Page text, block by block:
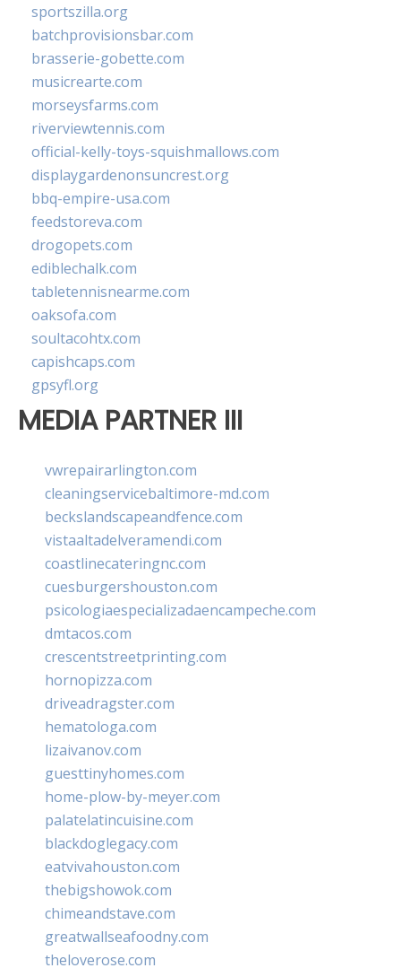
sportszilla.org
batchprovisionsbar.com
brasserie-gobette.com
musicrearte.com
morseysfarms.com
riverviewtennis.com
official-kelly-toys-squishmallows.com
displaygardenonsuncrest.org
bbq-empire-usa.com
feedstoreva.com
drogopets.com
ediblechalk.com
tabletennisnearme.com
oaksofa.com
soultacohtx.com
capishcaps.com
gpsyfl.org
MEDIA PARTNER III
vwrepairarlington.com
cleaningservicebaltimore-md.com
beckslandscapeandfence.com
vistaaltadelveramendi.com
coastlinecateringnc.com
cuesburgershouston.com
psicologiaespecializadaencampeche.com
dmtacos.com
crescentstreetprinting.com
hornopizza.com
driveadragster.com
hematologa.com
lizaivanov.com
guesttinyhomes.com
home-plow-by-meyer.com
palatelatincuisine.com
blackdoglegacy.com
eatvivahouston.com
thebigshowok.com
chimeandstave.com
greatwallseafoodny.com
theloverose.com